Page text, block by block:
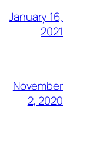
January 16,
2021
November
2, 2020